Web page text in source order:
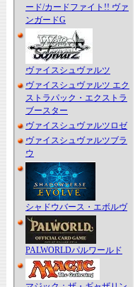
ード/カードファイト!! ヴァ
ンガードG
ヴァイスシュヴァルツ
ヴァイスシュヴァルツ エク
ストラパック・エクストラ
ブースター
ヴァイスシュヴァルツロゼ
ヴァイスシュヴァルツブラ
ウ
シャドウバース・エボルヴ
PALWORLDパルワールド